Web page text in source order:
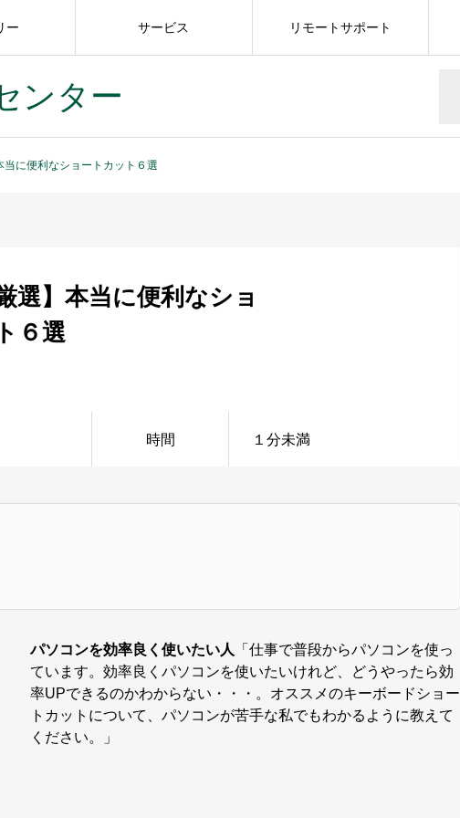
ンター
ー サービス リモートサポート
当に便利なショートカット６選
選】本当に便利なショ
６選
時間 １分未満
パソコンを効率良く使いたい人
「仕事で普段からパソコンを使っ
ています。効率良くパソコンを使いたいけれど、どうやったら効
率UPできるのかわからない・・・。オススメのキーボードショー
トカットについて、パソコンが苦手な私でもわかるように教えて
ください。」